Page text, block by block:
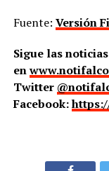
Fuente: Versión
Sigue las
en
Twitter
Facebook: